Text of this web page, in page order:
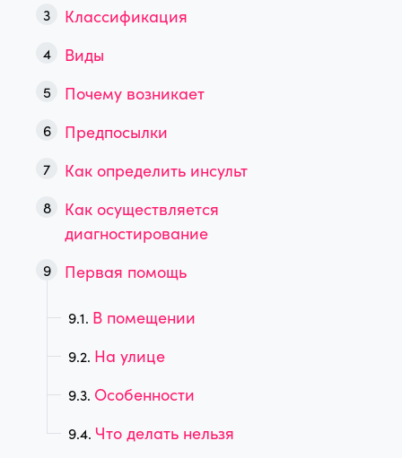
Классификация
Виды
Почему возникает
Предпосылки
Как определить инсульт
Как осуществляется
диагностирование
Первая помощь
В помещении
На улице
Особенности
Что делать нельзя